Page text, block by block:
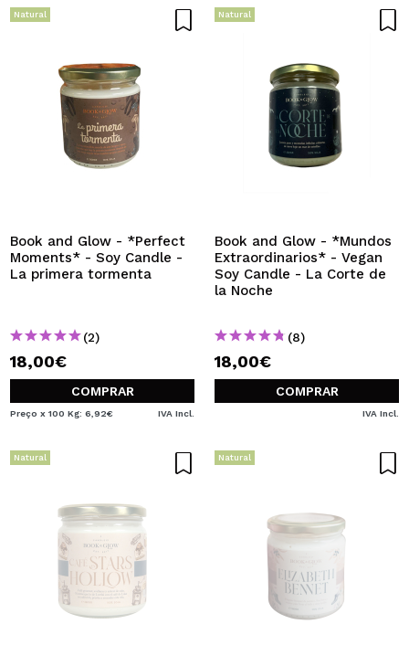
Natural
Book and Glow - *Perfect
Moments* - Soy Candle -
La primera tormenta
(2)
18,00€
COMPRAR
Preço x 100 Kg: 6,92€ IVA Incl.
Natural
Book and Glow - *Mundos
Extraordinarios* - Vegan
Soy Candle - La Corte de
la Noche
(8)
18,00€
COMPRAR
IVA Incl.
Natural Natural